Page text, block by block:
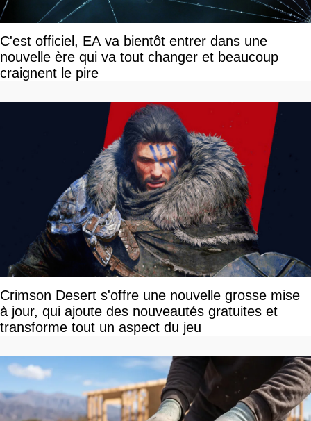
C'est officiel, EA va bientôt entrer dans une
nouvelle ère qui va tout changer et beaucoup
craignent le pire
Crimson Desert s'offre une nouvelle grosse mise
à jour, qui ajoute des nouveautés gratuites et
transforme tout un aspect du jeu